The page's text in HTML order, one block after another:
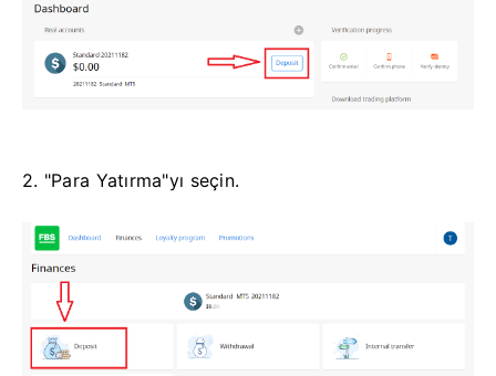
2. "Para Yatırma"yı seçin.